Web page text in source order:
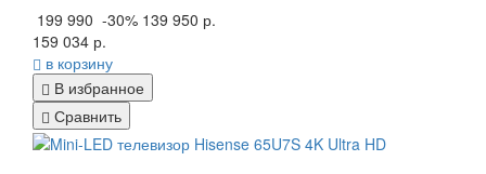
199 990 -30% 139 950 р.
159 034 р.
в корзину
В избранное
Сравнить